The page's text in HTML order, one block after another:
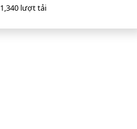
1,340 lượt tải